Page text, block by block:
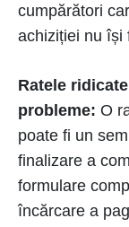
cumpărători
achiziției nu își
Ratele
probleme: O
poate fi un
finalizare a
formulare
încărcare a